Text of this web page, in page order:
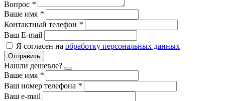
Вопрос *
Ваше имя *
Контактный телефон *
Ваш E-mail
Я согласен на обработку персональных данных
Отправить
Нашли дешевле?
Ваше имя *
Ваш номер телефона *
Ваш e-mail